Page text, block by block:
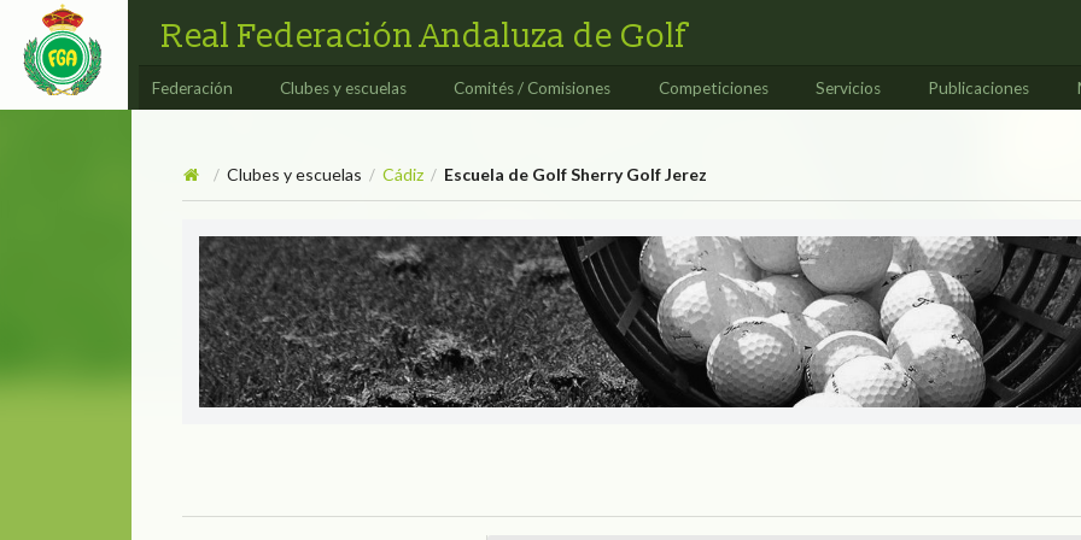
Real Federación Andaluza de Golf
Federación Clubes y escuelas Comités / Comisiones Competiciones Servicios Publicaciones
/ Clubes y escuelas / Cádiz / Escuela de Golf Sherry Golf Jerez
Escuela de Golf Sherry Golf Jerez
ESCUELA DE GOLF SHERRY GOLF JEREZ